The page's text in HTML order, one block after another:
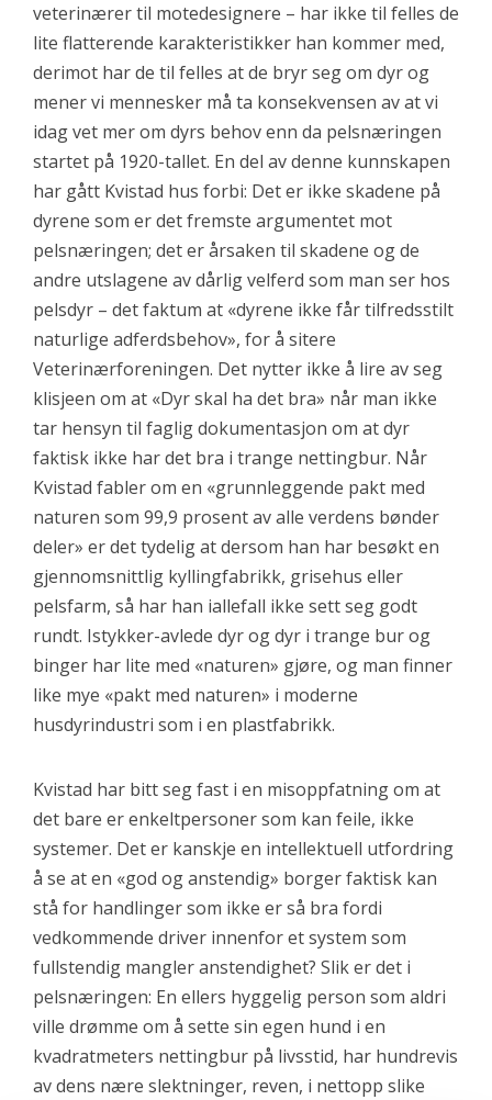
veterinærer til motedesignere – har ikke til felles de
lite flatterende karakteristikker han kommer med,
derimot har de til felles at de bryr seg om dyr og
mener vi mennesker må ta konsekvensen av at vi
idag vet mer om dyrs behov enn da pelsnæringen
startet på 1920-tallet. En del av denne kunnskapen
har gått Kvistad hus forbi: Det er ikke skadene på
dyrene som er det fremste argumentet mot
pelsnæringen; det er årsaken til skadene og de
andre utslagene av dårlig velferd som man ser hos
pelsdyr – det faktum at «dyrene ikke får tilfredsstilt
naturlige adferdsbehov», for å sitere
Veterinærforeningen. Det nytter ikke å lire av seg
klisjeen om at «Dyr skal ha det bra» når man ikke
tar hensyn til faglig dokumentasjon om at dyr
faktisk ikke har det bra i trange nettingbur. Når
Kvistad fabler om en «grunnleggende pakt med
naturen som 99,9 prosent av alle verdens bønder
deler» er det tydelig at dersom han har besøkt en
gjennomsnittlig kyllingfabrikk, grisehus eller
pelsfarm, så har han iallefall ikke sett seg godt
rundt. Istykker-avlede dyr og dyr i trange bur og
binger har lite med «naturen» gjøre, og man finner
like mye «pakt med naturen» i moderne
husdyrindustri som i en plastfabrikk.
Kvistad har bitt seg fast i en misoppfatning om at
det bare er enkeltpersoner som kan feile, ikke
systemer. Det er kanskje en intellektuell utfordring
å se at en «god og anstendig» borger faktisk kan
stå for handlinger som ikke er så bra fordi
vedkommende driver innenfor et system som
fullstendig mangler anstendighet? Slik er det i
pelsnæringen: En ellers hyggelig person som aldri
ville drømme om å sette sin egen hund i en
kvadratmeters nettingbur på livsstid, har hundrevis
av dens nære slektninger, reven, i nettopp slike